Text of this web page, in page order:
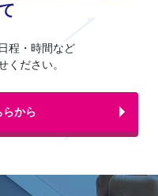
程・時間など
ください。
らから